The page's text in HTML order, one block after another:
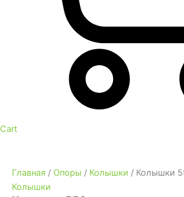
Cart
Главная / Опоры / Колышки / Колышки
Колышки